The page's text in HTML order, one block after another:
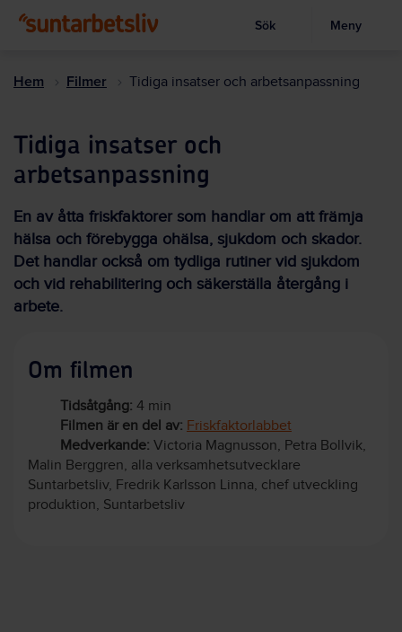
till
Visa sökruta
Sök Meny
Hem Filmer Tidiga insatser och arbetsanpassning
Tidiga insatser och
arbetsanpassning
En av åtta friskfaktorer som handlar om att främja
hälsa och förebygga ohälsa, sjukdom och skador.
Det handlar också om tydliga rutiner vid sjukdom
och vid rehabilitering och säkerställa återgång i
arbete.
Om filmen
Tidsåtgång: 4 min
Filmen är en del av: Friskfaktorlabbet
Medverkande: Victoria Magnusson, Petra Bollvik,
Malin Berggren, alla verksamhetsutvecklare
Suntarbetsliv, Fredrik Karlsson Linna, chef utveckling
produktion, Suntarbetsliv